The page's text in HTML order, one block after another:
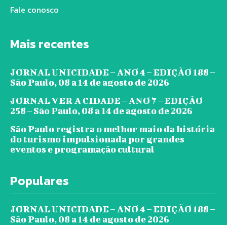
Fale conosco
Mais recentes
JORNAL UNICIDADE – ANO 4 – EDIÇÃO 188 –
São Paulo, 08 a 14 de agosto de 2026
JORNAL VER A CIDADE – ANO 7 – EDIÇÃO
258 – São Paulo, 08 a 14 de agosto de 2026
São Paulo registra o melhor maio da história
do turismo impulsionada por grandes
eventos e programação cultural
Populares
JORNAL UNICIDADE – ANO 4 – EDIÇÃO 188 –
São Paulo, 08 a 14 de agosto de 2026